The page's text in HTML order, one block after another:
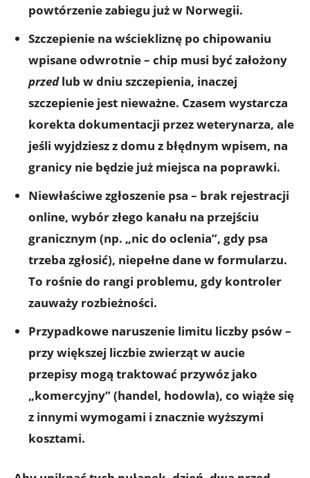
powtórzenie zabiegu już w Norwegii.
Szczepienie na wściekliznę po chipowaniu
wpisane odwrotnie – chip musi być założony
przedlub w dniu szczepienia, inaczej
szczepienie jest nieważne. Czasem wystarcza
korekta dokumentacji przez weterynarza, ale
jeśli wyjdziesz z domu z błędnym wpisem, na
granicy nie będzie już miejsca na poprawki.
Niewłaściwe zgłoszenie psa – brak rejestracji
online, wybór złego kanału na przejściu
granicznym (np. „nic do oclenia”, gdy psa
trzeba zgłosić), niepełne dane w formularzu.
To rośnie do rangi problemu, gdy kontroler
zauważy rozbieżności.
Przypadkowe naruszenie limitu liczby psów–
przy większej liczbie zwierząt w aucie
przepisy mogą traktować przywóz jako
„komercyjny” (handel, hodowla), co wiąże się
z innymi wymogami i znacznie wyższymi
kosztami.